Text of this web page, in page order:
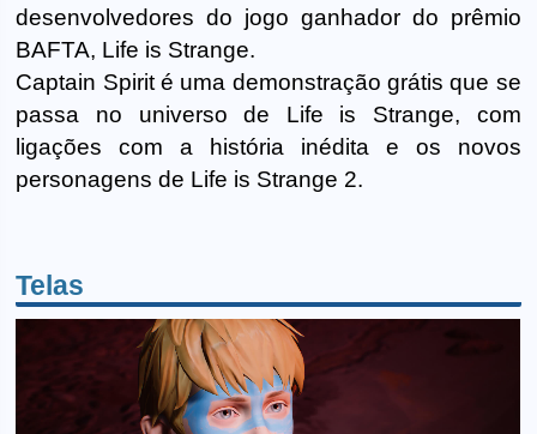
desenvolvedores do jogo ganhador do prêmio
BAFTA, Life is Strange.
Captain Spirit é uma demonstração grátis que se
passa no universo de Life is Strange, com
ligações com a história inédita e os novos
personagens de Life is Strange 2.
Telas